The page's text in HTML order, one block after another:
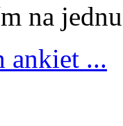
na
ankiet ...